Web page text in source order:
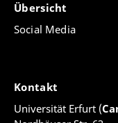
Übersicht
Social Media
Kontakt
Universität Erfurt (